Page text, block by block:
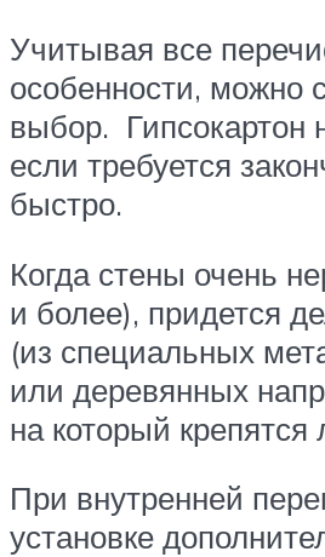
Учитывая все
особенности, можно
выбор. Гипсокартон
если требуется
быстро.
Когда стены очень
и более), придется
(из специальных
или деревянных
на который крепятся
При внутренней
установке